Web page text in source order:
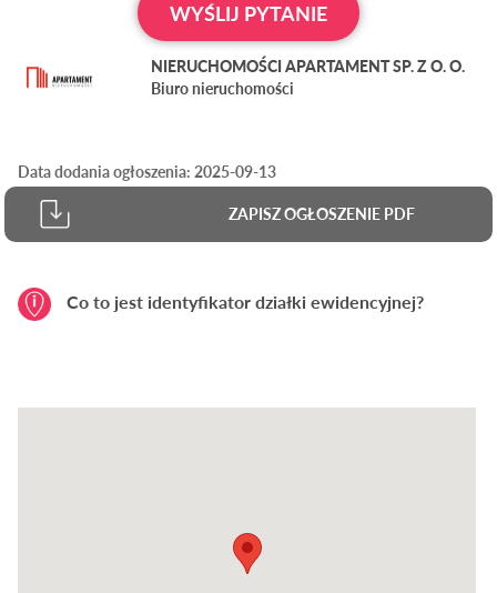
Co to jest identyfikator działki ewidencyjnej?
WYŚLIJ PYTANIE
NIERUCHOMOŚCI APARTAMENT SP. Z O. O.
Biuro nieruchomości
Data dodania ogłoszenia: 2025-09-13
ZAPISZ OGŁOSZENIE PDF